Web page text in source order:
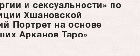
и сексуальности» по
Хшановской
Портрет на основе
Арканов Таро»